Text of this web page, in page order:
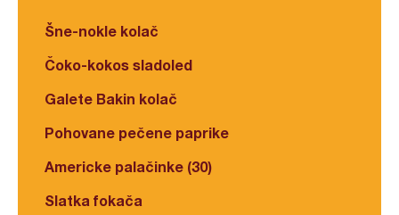
Šne-nokle kolač
Čoko-kokos sladoled
Galete Bakin kolač
Pohovane pečene paprike
Americke palačinke (30)
Slatka fokača